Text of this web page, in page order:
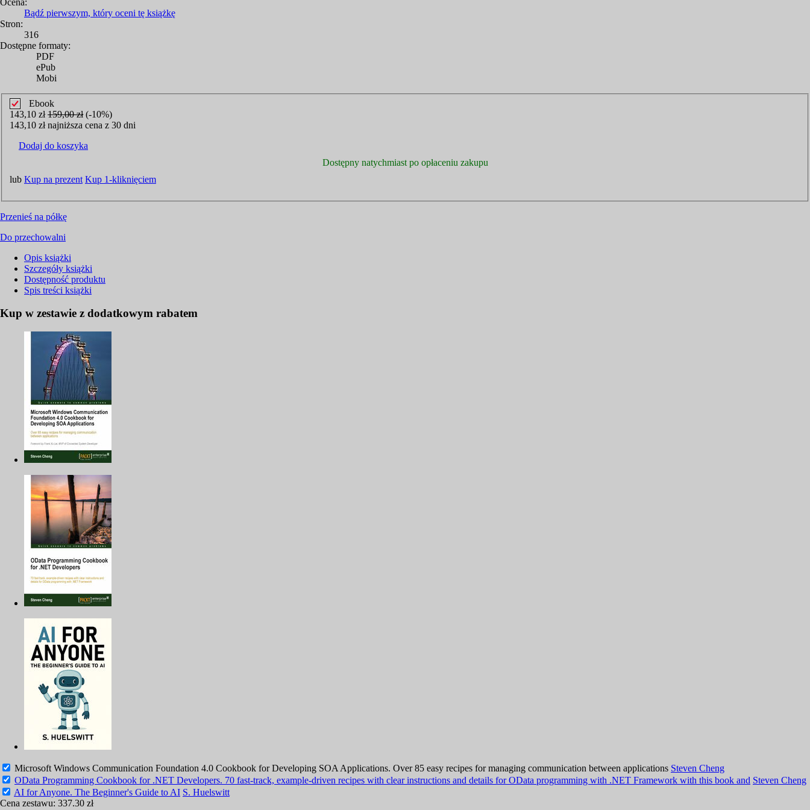
Ocena:
Bądź pierwszym, który oceni tę książkę
Stron:
316
Dostępne formaty:
PDF
ePub
Mobi
Ebook
143,10 zł 159,00 zł (-10%)
143,10 zł najniższa cena z 30 dni
Dodaj do koszyka
Dostępny natychmiast po opłaceniu zakupu
lub
Kup na prezent Kup 1-kliknięciem
Przenieś na półkę
Do przechowalni
Opis książki
Szczegóły książki
Dostępność produktu
Spis treści książki
Kup w zestawie z dodatkowym rabatem
Microsoft Windows Communication Foundation 4.0 Cookbook for Developing SOA Applications. Over 85 easy recipes for managing communication between applications Steven Cheng
OData Programming Cookbook for .NET Developers. 70 fast-track, example-driven recipes with clear instructions and details for OData programming with .NET Framework with this book and Steven Cheng
AI for Anyone. The Beginner's Guide to AI S. Huelswitt
Cena zestawu: 337.30 zł